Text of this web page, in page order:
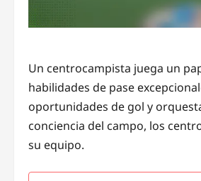
Un centrocampista juega un
habilidades de pase
oportunidades de gol y
conciencia del campo, los
su equipo.